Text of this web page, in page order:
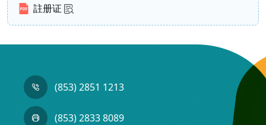
註册证
(853) 2851 1213
(853) 2833 8089